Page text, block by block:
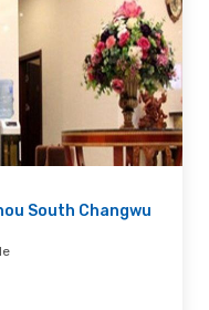
South Changwu